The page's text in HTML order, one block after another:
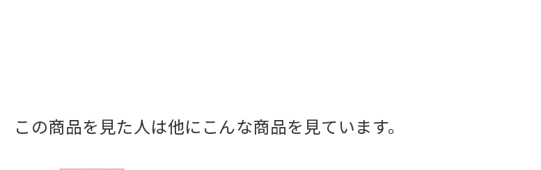
この商品を見た人は他にこんな商品を見ています。